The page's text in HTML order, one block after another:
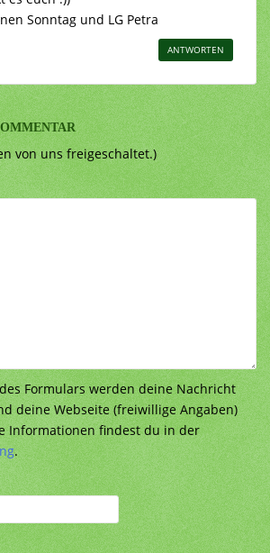
Sonntag und LG Petra
ANTWORTEN
von uns freigeschaltet.)
Formulars werden deine Nachricht
deine Webseite (freiwillige Angaben)
Informationen findest du in der
.